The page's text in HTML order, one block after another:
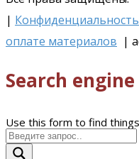
| Конфиденциальность
оплате материалов |
Search engine
Use this form to find